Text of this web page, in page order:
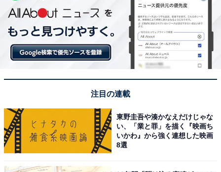
注目の連載
東野圭吾や湊かなえだけじゃな
い、「業と罪」を描く『映画ち
いかわ』から強く連想した映画
8選